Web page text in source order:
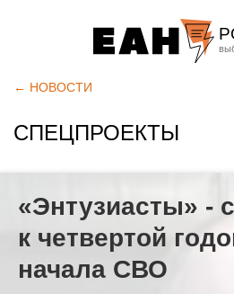
← НОВОСТИ
СПЕЦПРОЕКТЫ
«Энтузиасты» -
к четвертой
начала СВО